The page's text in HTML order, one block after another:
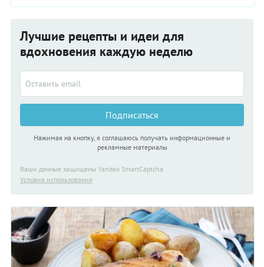
Лучшие рецепты и идеи для
вдохновения каждую неделю
Подписаться
Нажимая на кнопку, я соглашаюсь получать информационные и
рекламные материалы
Ваши данные защищены Yandex SmartCaptcha
Условия использования